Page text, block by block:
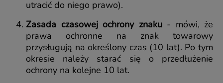
utracić do niego prawo).
Zasada czasowej ochrony znaku- mówi, że
prawa ochronne na znak towarowy
przysługują na określony czas (10 lat). Po tym
okresie należy starać się o przedłużenie
ochrony na kolejne 10 lat.